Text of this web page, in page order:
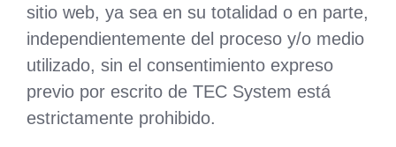
sitio web, ya sea en su totalidad o en parte,
independientemente del proceso y/o medio
utilizado, sin el consentimiento expreso
previo por escrito de TEC System está
estrictamente prohibido.